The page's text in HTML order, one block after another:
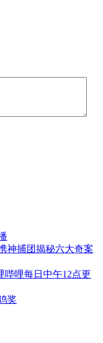
神捕团揭秘六大奇案
哔哩每日中午12点更
奖